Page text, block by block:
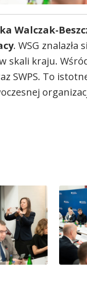
Walczak-
. WSG
kraju.
SWPS. To